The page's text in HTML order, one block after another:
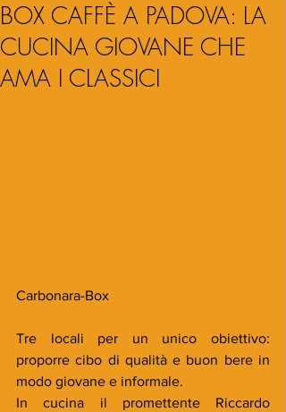
BOX CAFFÈ A PADOVA: LA
CUCINA GIOVANE CHE
AMA I CLASSICI
Carbonara-Box
Tre locali per un unico obiettivo:
proporre cibo di qualità e buon bere in
modo giovane e informale.
In cucina il promettente Riccardo